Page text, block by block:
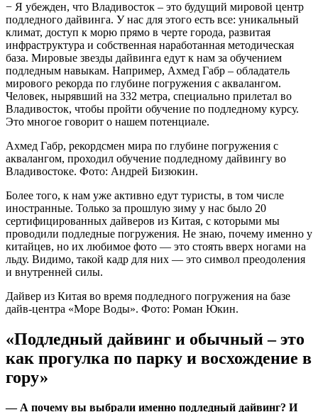
− Я убежден, что Владивосток – это будущий мировой центр
подледного дайвинга. У нас для этого есть все: уникальный
климат, доступ к морю прямо в черте города, развитая
инфраструктура и собственная наработанная методическая
база. Мировые звезды дайвинга едут к нам за обучением
подледным навыкам. Например, Ахмед Габр – обладатель
мирового рекорда по глубине погружения с аквалангом.
Человек, нырявший на 332 метра, специально прилетал во
Владивосток, чтобы пройти обучение по подледному курсу.
Это многое говорит о нашем потенциале.
Ахмед Габр, рекордсмен мира по глубине погружения с
аквалангом, проходил обучение подледному дайвингу во
Владивостоке. Фото: Андрей Бизюкин.
Более того, к нам уже активно едут туристы, в том числе
иностранные. Только за прошлую зиму у нас было 20
сертифицированных дайверов из Китая, с которыми мы
проводили подледные погружения. Не знаю, почему именно у
китайцев, но их любимое фото — это стоять вверх ногами на
льду. Видимо, такой кадр для них — это символ преодоления
и внутренней силы.
Дайвер из Китая во время подледного погружения на базе
дайв-центра «Море Воды». Фото: Роман Юкин.
«Подледный дайвинг и обычный – это
как прогулка по парку и восхождение в
гору»
— А почему вы выбрали именно подледный дайвинг? И